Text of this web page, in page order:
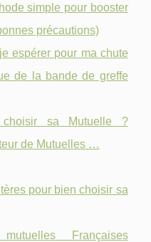
simple pour booster
précautions)
espérer pour ma chute
de la bande de greffe
choisir sa Mutuelle ?
de Mutuelles …
pour bien choisir sa
Françaises